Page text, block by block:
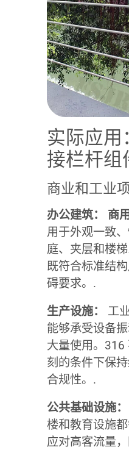
实际应用
接栏杆组
商业和工业
办公建筑： 商
用于外观一致
庭、夹层和楼
既符合标准结
碍要求。.
生产设施：
工
能够承受设备
大量使用。316
刻的条件下保
合规性。.
公共基础设施：
楼和教育设施
应对高客流量